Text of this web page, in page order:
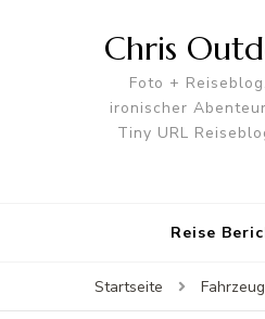
Chris
Foto +
ironischer
Tiny URL
Reise
Startseite Fahrzeug